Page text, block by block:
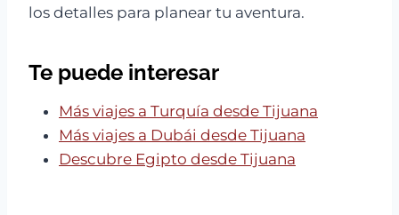
los detalles para planear tu aventura.
Te puede interesar
Más viajes a Turquía desde Tijuana
Más viajes a Dubái desde Tijuana
Descubre Egipto desde Tijuana